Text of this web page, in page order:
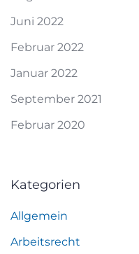
Juni 2022
Februar 2022
Januar 2022
September 2021
Februar 2020
Kategorien
Allgemein
Arbeitsrecht